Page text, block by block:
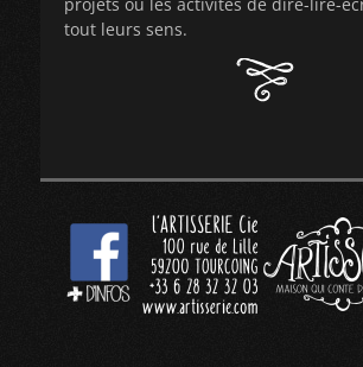
projets où les activités de dire-lire-
tout leurs sens.